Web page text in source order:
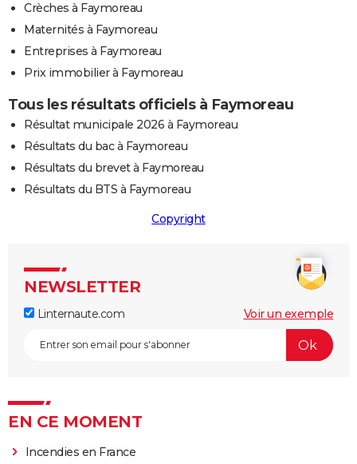
Crèches à Faymoreau
Maternités à Faymoreau
Entreprises à Faymoreau
Prix immobilier à Faymoreau
Tous les résultats officiels à Faymoreau
Résultat municipale 2026 à Faymoreau
Résultats du bac à Faymoreau
Résultats du brevet à Faymoreau
Résultats du BTS à Faymoreau
Copyright
NEWSLETTER
Linternaute.com Voir un exemple
EN CE MOMENT
Incendies en France